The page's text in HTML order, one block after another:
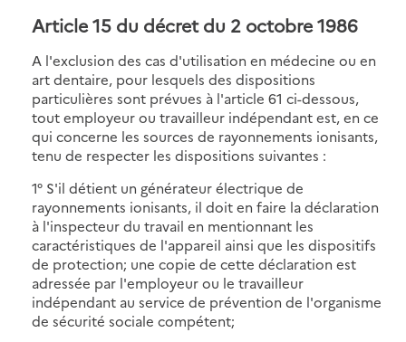
Article 15 du décret du 2 octobre 1986
A l'exclusion des cas d'utilisation en médecine ou en
art dentaire, pour lesquels des dispositions
particulières sont prévues à l'article 61 ci-dessous,
tout employeur ou travailleur indépendant est, en ce
qui concerne les sources de rayonnements ionisants,
tenu de respecter les dispositions suivantes :
1° S'il détient un générateur électrique de
rayonnements ionisants, il doit en faire la déclaration
à l'inspecteur du travail en mentionnant les
caractéristiques de l'appareil ainsi que les dispositifs
de protection; une copie de cette déclaration est
adressée par l'employeur ou le travailleur
indépendant au service de prévention de l'organisme
de sécurité sociale compétent;